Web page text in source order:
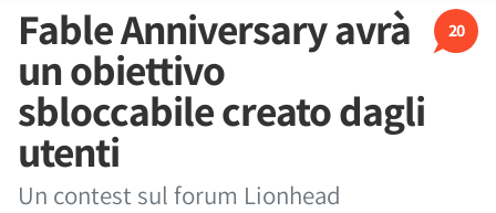
20
Fable Anniversary avrà
un obiettivo
sbloccabile creato dagli
utenti
Un contest sul forum Lionhead